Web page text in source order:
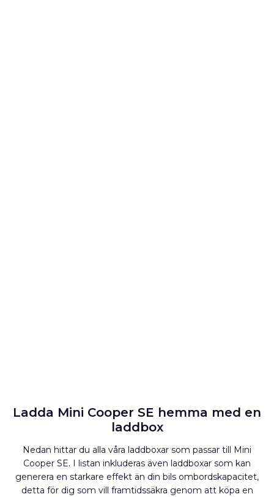
Ladda Mini Cooper SE hemma med en
laddbox
Nedan hittar du alla våra laddboxar som passar till Mini
Cooper SE. I listan inkluderas även laddboxar som kan
generera en starkare effekt än din bils ombordskapacitet,
detta för dig som vill framtidssäkra genom att köpa en